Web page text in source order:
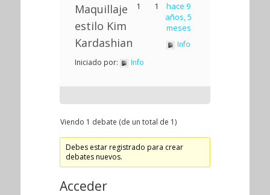
Maquillaje
estilo Kim
Kardashian
Iniciado por: Info
1 1
hace 9
años, 5
meses
Info
Viendo 1 debate (de un total de 1)
Debes estar registrado para crear
debates nuevos.
Acceder